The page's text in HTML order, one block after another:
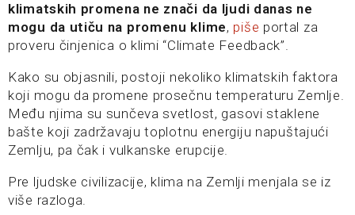
klimatskih promena ne znači da ljudi danas ne
mogu da utiču na promenu klime, piše portal za
proveru činjenica o klimi “Climate Feedback”.
Kako su objasnili, postoji nekoliko klimatskih faktora
koji mogu da promene prosečnu temperaturu Zemlje.
Među njima su sunčeva svetlost, gasovi staklene
bašte koji zadržavaju toplotnu energiju napuštajući
Zemlju, pa čak i vulkanske erupcije.
Pre ljudske civilizacije, klima na Zemlji menjala se iz
više razloga.